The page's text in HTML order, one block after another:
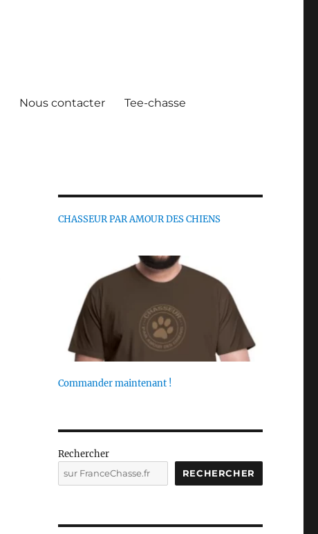
Nous contacter Tee-chasse
CHASSEUR PAR AMOUR DES CHIENS
Commander maintenant !
Rechercher
RECHERCHER